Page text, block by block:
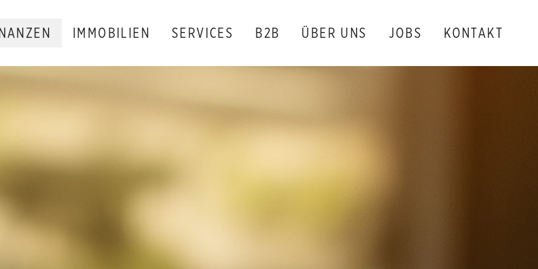
IMMOBILIEN SERVICES B2B ÜBER UNS JOBS KONTAKT